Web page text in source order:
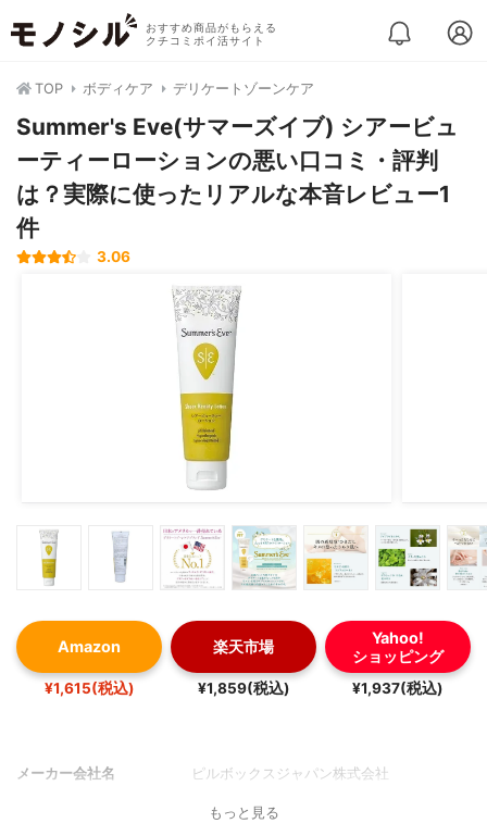
おすすめ商品がもらえる
クチコミポイ活サイト
TOP ボディケア デリケートゾーンケア
Summer's Eve(サマーズイブ) シアービュ
ーティーローションの悪い口コミ・評判
は？実際に使ったリアルな本音レビュー1
件
3.06
Amazon
¥1,615(税込)
楽天市場
¥1,859(税込)
Yahoo!
ショッピング
¥1,937(税込)
メーカー会社名 ピルボックスジャパン株式会社
もっと見る